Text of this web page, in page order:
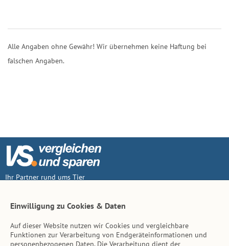
Alle Angaben ohne Gewähr! Wir übernehmen keine Haftung bei
falschen Angaben.
Ihr Partner rund ums Tier
Inhalt
Einwilligung zu Cookies & Daten
Auf dieser Website nutzen wir Cookies und vergleichbare
Funktionen zur Verarbeitung von Endgeräteinformationen und
personenbezogenen Daten. Die Verarbeitung dient der